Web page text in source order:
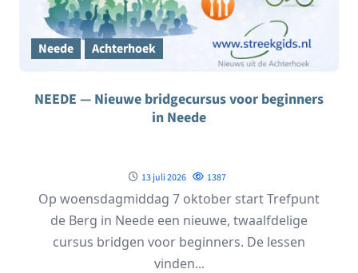
Neede Achterhoek
NEEDE — Nieuwe bridgecursus voor beginners
in Neede
13 juli 2026 1387
Op woensdagmiddag 7 oktober start Trefpunt
de Berg in Neede een nieuwe, twaalfdelige
cursus bridgen voor beginners. De lessen
vinden...